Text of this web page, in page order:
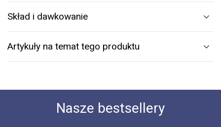
Skład i dawkowanie
Artykuły na temat tego produktu
Nasze bestsellery